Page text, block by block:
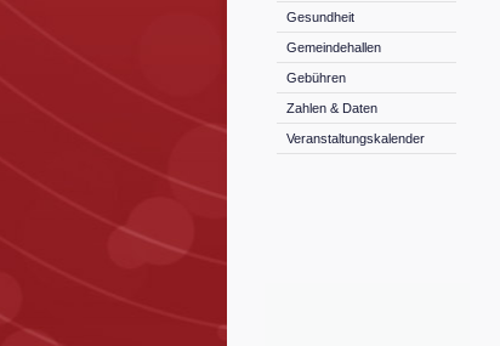
Gesundheit
Gemeindehallen
Gebühren
Zahlen & Daten
Veranstaltungskalender